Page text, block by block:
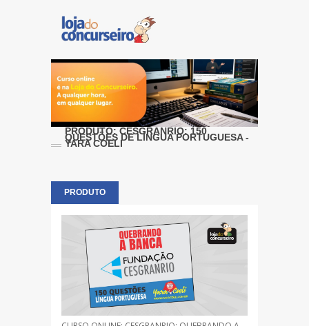
PRODUTO: CESGRANRIO: 150
QUESTÕES DE LÍNGUA PORTUGUESA -
YARA COELI
PRODUTO